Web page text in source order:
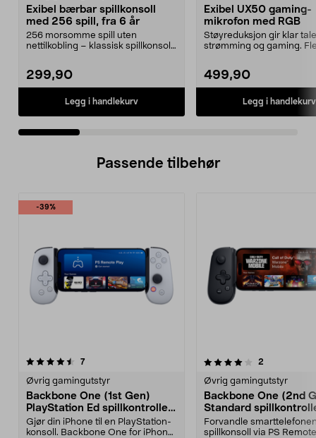
Exibel bærbar spillkonsoll
med 256 spill, fra 6 år
256 morsomme spill uten
nettilkobling – klassisk spillkonsoll
299,90
Legg i handlekurv
Exibel UX50 gaming-
mikrofon med RGB
Støyreduksjon gir klar
strømming og gaming.
499,90
Legg i handlekurv
Passende tilbehør
-39%
7anmeldelser
Øvrig gamingutstyr
Backbone One (1st Gen)
PlayStation Ed spillkontroller,
Lightning
Gjør din iPhone til en PlayStation-
konsoll. Backbone One for iPhone
4.0av 5 stjerner 2
Øvrig gamingutstyr
Backbone One (2nd
Standard
mobil, USB-C
Forvandle
spillkonsoll via PS